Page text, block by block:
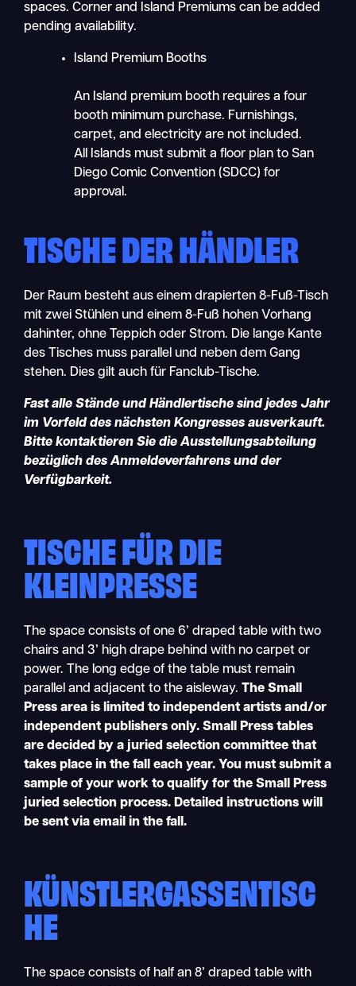
spaces. Corner and Island Premiums can be added
pending availability.
Island Premium Booths
An Island premium booth requires a four
booth minimum purchase. Furnishings,
carpet, and electricity are not included.
All Islands must submit a floor plan to San
Diego Comic Convention (SDCC) for
approval.
TISCHE DER HÄNDLER
Der Raum besteht aus einem drapierten 8-Fuß-Tisch
mit zwei Stühlen und einem 8-Fuß hohen Vorhang
dahinter, ohne Teppich oder Strom. Die lange Kante
des Tisches muss parallel und neben dem Gang
stehen. Dies gilt auch für Fanclub-Tische.
Fast alle Stände und Händlertische sind jedes Jahr
im Vorfeld des nächsten Kongresses ausverkauft.
Bitte kontaktieren Sie die Ausstellungsabteilung
bezüglich des Anmeldeverfahrens und der
Verfügbarkeit.
TISCHE FÜR DIE
KLEINPRESSE
The space consists of one 6’ draped table with two
chairs and 3’ high drape behind with no carpet or
power. The long edge of the table must remain
parallel and adjacent to the aisleway.The Small
Press area is limited to independent artists and/or
independent publishers only. Small Press tables
are decided by a juried selection committee that
takes place in the fall each year. You must submit a
sample of your work to qualify for the Small Press
juried selection process. Detailed instructions will
be sent via email in the fall.
KÜNSTLERGASSENTISC
HE
The space consists of half an 8’ draped table with